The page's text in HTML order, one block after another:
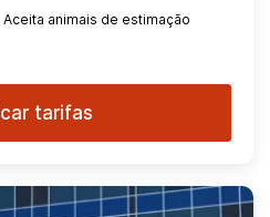
Aceita animais de estimação
tarifas